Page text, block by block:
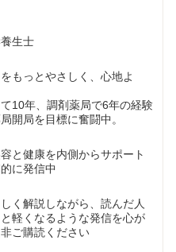
生士
をもっとやさしく、心地よ
10年、調剤薬局で6年の経験
開局を目標に奮闘中。
と健康を内側からサポート
に発信中
く解説しながら、読んだ人
軽くなるような発信を心が
ご購読ください